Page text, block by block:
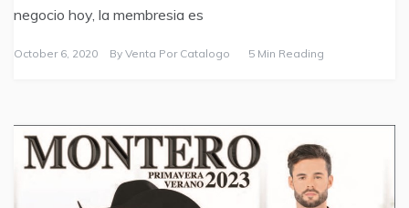
negocio hoy, la membresia es
October 6, 2020 By Venta Por Catalogo 5 Min Reading